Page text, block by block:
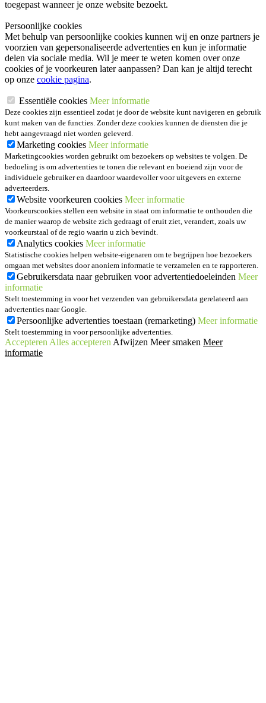
toegepast wanneer je onze website bezoekt.
Persoonlijke cookies
Met behulp van persoonlijke cookies kunnen wij en onze partners je
voorzien van gepersonaliseerde advertenties en kun je informatie
delen via sociale media. Wil je meer te weten komen over onze
cookies of je voorkeuren later aanpassen? Dan kan je altijd terecht
op onze cookie pagina.
Essentiële cookies Meer informatie
Deze cookies zijn essentieel zodat je door de website kunt navigeren en gebruik
kunt maken van de functies. Zonder deze cookies kunnen de diensten die je
hebt aangevraagd niet worden geleverd.
Marketing cookies Meer informatie
Marketingcookies worden gebruikt om bezoekers op websites te volgen. De
bedoeling is om advertenties te tonen die relevant en boeiend zijn voor de
individuele gebruiker en daardoor waardevoller voor uitgevers en externe
adverteerders.
Website voorkeuren cookies Meer informatie
Voorkeurscookies stellen een website in staat om informatie te onthouden die
de manier waarop de website zich gedraagt of eruit ziet, verandert, zoals uw
voorkeurstaal of de regio waarin u zich bevindt.
Analytics cookies Meer informatie
Statistische cookies helpen website-eigenaren om te begrijpen hoe bezoekers
omgaan met websites door anoniem informatie te verzamelen en te rapporteren.
Gebruikersdata naar gebruiken voor advertentiedoeleinden Meer
informatie
Stelt toestemming in voor het verzenden van gebruikersdata gerelateerd aan
advertenties naar Google.
Persoonlijke advertenties toestaan (remarketing) Meer informatie
Stelt toestemming in voor persoonlijke advertenties.
Accepteren Alles accepteren Afwijzen Meer smaken Meer
informatie